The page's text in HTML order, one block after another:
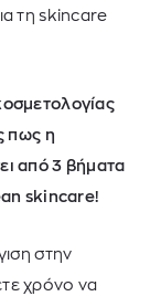
τη skincare
πως η
από 3 βήματα
skincare!
στην
χρόνο να